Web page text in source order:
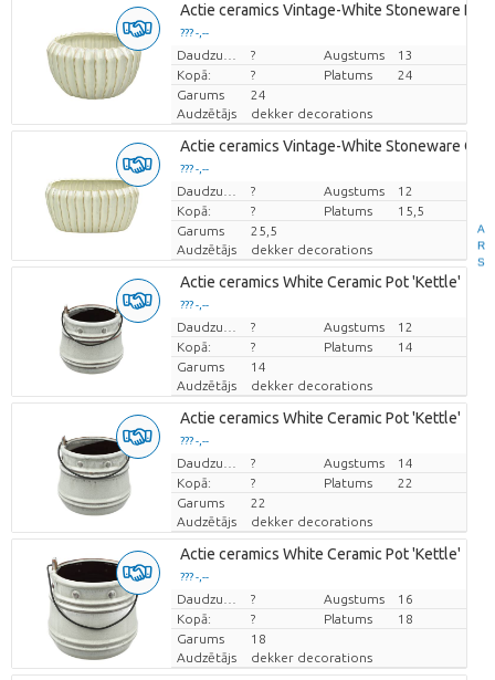
A
R
S
Actie ceramics Vintage-White Stoneware
??? -,--
Cena par vienību
? Augstums
13
Kopā:
? Platums
24
Garums
24
Audzētājs
dekker decorations
Actie ceramics Vintage-White Stoneware Oval
??? -,--
Cena par vienību
? Augstums
12
Kopā:
? Platums
15,5
Garums
25,5
Audzētājs
dekker decorations
Actie ceramics White Ceramic Pot 'Kettle'
??? -,--
Cena par vienību
? Augstums
12
Kopā:
? Platums
14
Garums
14
Audzētājs
dekker decorations
Actie ceramics White Ceramic Pot 'Kettle'
??? -,--
Cena par vienību
? Augstums
14
Kopā:
? Platums
22
Garums
22
Audzētājs
dekker decorations
Actie ceramics White Ceramic Pot 'Kettle'
??? -,--
Cena par vienību
? Augstums
16
Kopā:
? Platums
18
Garums
18
Audzētājs
dekker decorations